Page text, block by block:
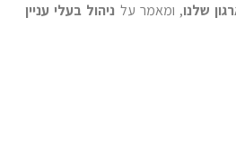
, ומאמר על ניהול בעלי עניין